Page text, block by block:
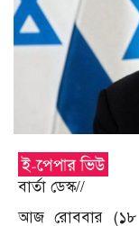
বার্তা ডেস্ক//
আজ রোববার (১৮